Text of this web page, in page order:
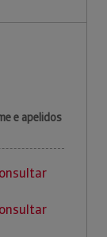
e apelidos